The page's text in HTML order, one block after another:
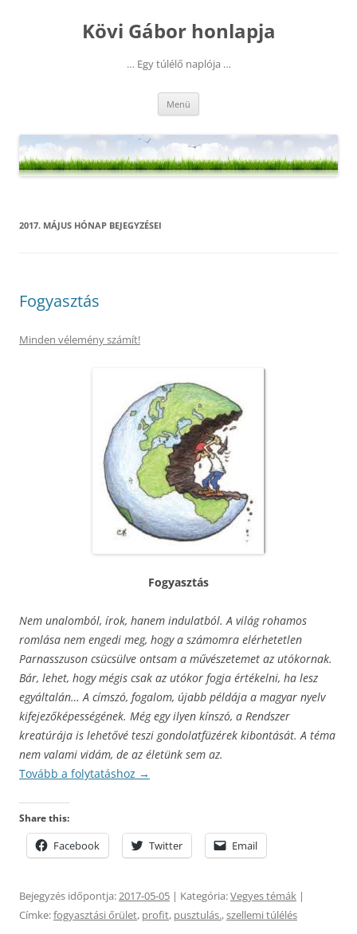
Kövi Gábor honlapja
… Egy túlélő naplója …
Menü
2017. MÁJUS HÓNAP BEJEGYZÉSEI
Fogyasztás
Minden vélemény számít!
Fogyasztás
Nem unalomból, írok, hanem indulatból. A világ rohamos
romlása nem engedi meg, hogy a számomra elérhetetlen
Parnasszuson csücsülve ontsam a művészetemet az utókornak.
Bár, lehet, hogy mégis csak az utókor fogja értékelni, ha lesz
egyáltalán… A címszó, fogalom, újabb példája a magyar nyelv
kifejezőképességének. Még egy ilyen kínszó, a Rendszer
kreatúrája is lehetővé teszi gondolatfüzérek kibontását. A téma
nem valami vidám, de az életünk sem az.
Tovább a folytatáshoz →
Share this:
Facebook Twitter Email
Bejegyzés időpontja:2017-05-05 | Kategória:Vegyes témák |
Címke:fogyasztási őrület, profit, pusztulás.,szellemi túlélés